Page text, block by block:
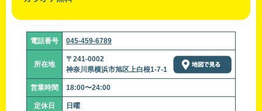
電話番号 045-459-6789
所在地
〒241-0002
神奈川県横浜市旭区上白根1-7-1
営業時間 18:00〜24:00
定休日 日曜